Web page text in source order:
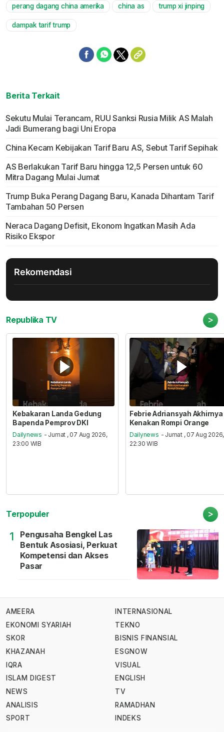
perang dagang china amerika china as trump xi jinping
dampak tarif trump
Berita Terkait
Sekutu Mulai Terancam, RUU Sanksi Rusia Milik AS Malah
Jadi Bumerang bagi Uni Eropa
China Kecam Kebijakan Tarif Baru AS, Sebut Tarif Sepihak
AS Berlakukan Tarif Baru hingga 12,5 Persen untuk 60
Mitra Dagang Mulai Jumat
Trump Buka Perang Dagang Baru, Kanada Dihantam Tarif
Tambahan 50 Persen
Neraca Dagang Defisit, Ekonom Ingatkan Masih Ada
Risiko Ekspor
Rekomendasi
Republika TV >
Kebakaran Landa Gedung
Bapenda Pemprov DKI
Dailynews - Jumat , 07 Aug 2026,
23:00 WIB
Febrie Adriansyah Akhirnya
Kenakan Rompi Orange
Dailynews - Jumat , 07 Aug 2026,
22:30 WIB
Terpopuler >
1
Pengusaha Bengkel Las
Bentuk Asosiasi, Perkuat
Kompetensi dan Akses
Pasar
AMEERA
EKONOMI SYARIAH
SKOR
KHAZANAH
IQRA
ISLAM DIGEST
NEWS
ANALISIS
SPORT
INTERNASIONAL
TEKNO
BISNIS FINANSIAL
ESGNOW
VISUAL
ENGLISH
TV
RAMADHAN
INDEKS